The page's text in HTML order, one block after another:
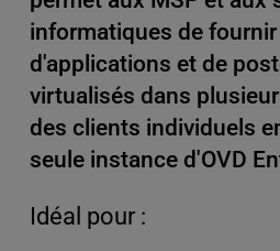
informatiques de
d'applications et de
virtualisés dans
des clients individuels
seule instance d'OVD
Idéal pour :